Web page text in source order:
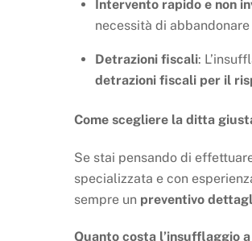
Intervento rapido e non
necessità di abbandonare
Detrazioni fiscali:
detrazioni fiscali per il
Come scegliere la ditta
Se stai pensando di
specializzata e con
sempre un preventivo
Quanto costa l’insufflaggio